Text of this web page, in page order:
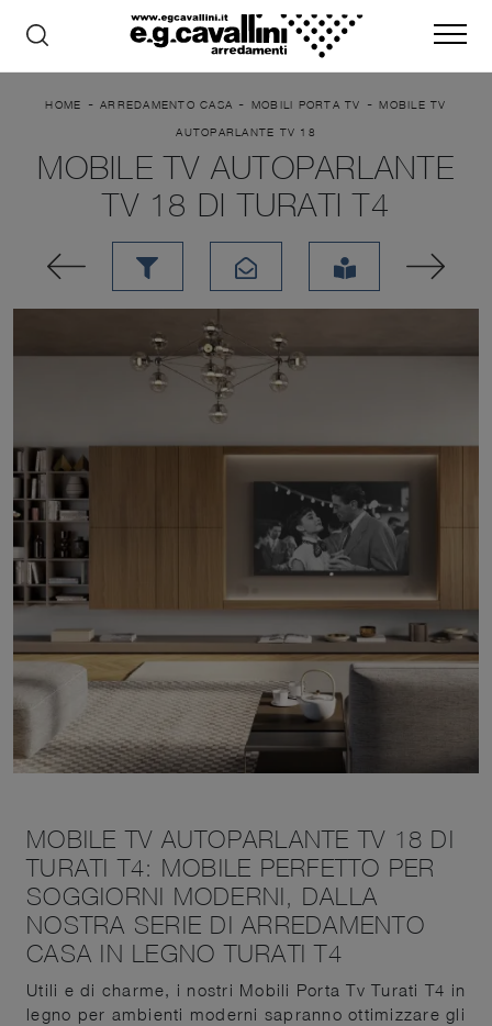
HOME -ARREDAMENTO CASA - MOBILI PORTA TV -MOBILE TV
AUTOPARLANTE TV 18
MOBILE TV AUTOPARLANTE
TV 18 DI TURATI T4
MOBILE TV AUTOPARLANTE TV 18 DI
TURATI T4: MOBILE PERFETTO PER
SOGGIORNI MODERNI, DALLA
NOSTRA SERIE DI ARREDAMENTO
CASA IN LEGNO TURATI T4
Utili e di charme, i nostri Mobili Porta Tv Turati T4 in
legno per ambienti moderni sapranno ottimizzare gli